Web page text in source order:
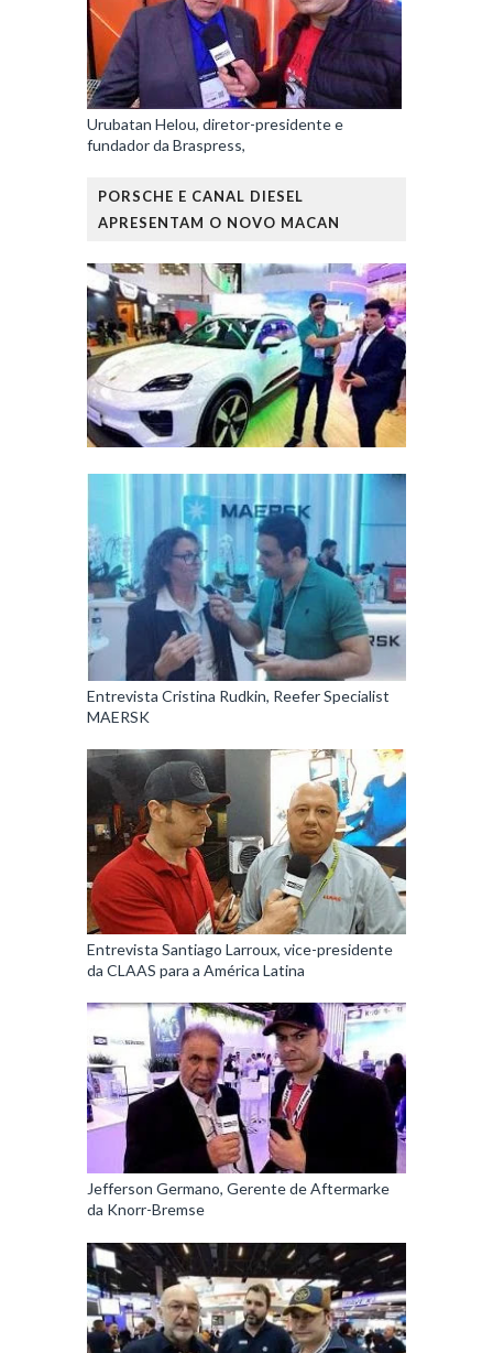
Urubatan Helou, diretor-presidente e
fundador da Braspress,
PORSCHE E CANAL DIESEL
APRESENTAM O NOVO MACAN
Entrevista Cristina Rudkin, Reefer Specialist
MAERSK
Entrevista Santiago Larroux, vice-presidente
da CLAAS para a América Latina
Jefferson Germano, Gerente de Aftermarke
da Knorr-Bremse